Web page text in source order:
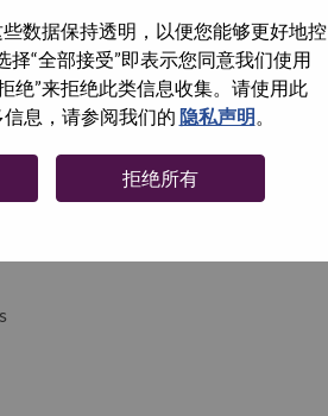
数据保持透明，以便您能够更好地控
“全部接受”即表示您同意我们使用
绝”来拒绝此类信息收集。请使用此
息，请参阅我们的 隐私声明
拒绝所有
社交媒体官